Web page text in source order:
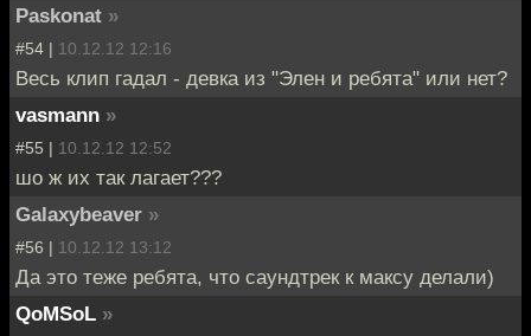
Paskonat »
#54 | 10.12.12 12:16
Весь клип гадал - девка из "Элен и ребята" или нет?
vasmann »
#55 | 10.12.12 12:52
шо ж их так лагает???
Galaxybeaver »
#56 | 10.12.12 13:12
Да это теже ребята, что саундтрек к максу делали)
QoMSoL »